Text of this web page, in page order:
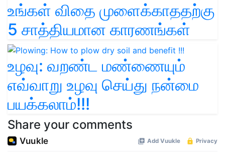
உங்கள் விதை முளைக்காததற்கு
5 சாத்தியமான காரணங்கள்
உழவு: வறண்ட மண்ணையும்
எவ்வாறு உழவு செய்து நன்மை
பயக்கலாம்!!!
Share your comments